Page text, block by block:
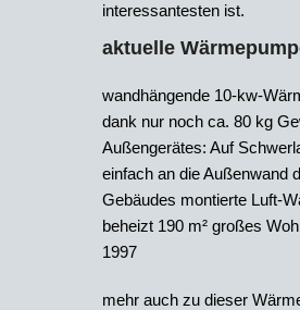
interessantesten ist.
aktuelle
wandhängende 10-kw-
dank nur noch ca. 80 kg
Außengerätes: Auf
einfach an die Außenwand
Gebäudes montierte Luft-
beheizt 190 m² großes
1997
mehr auch zu dieser